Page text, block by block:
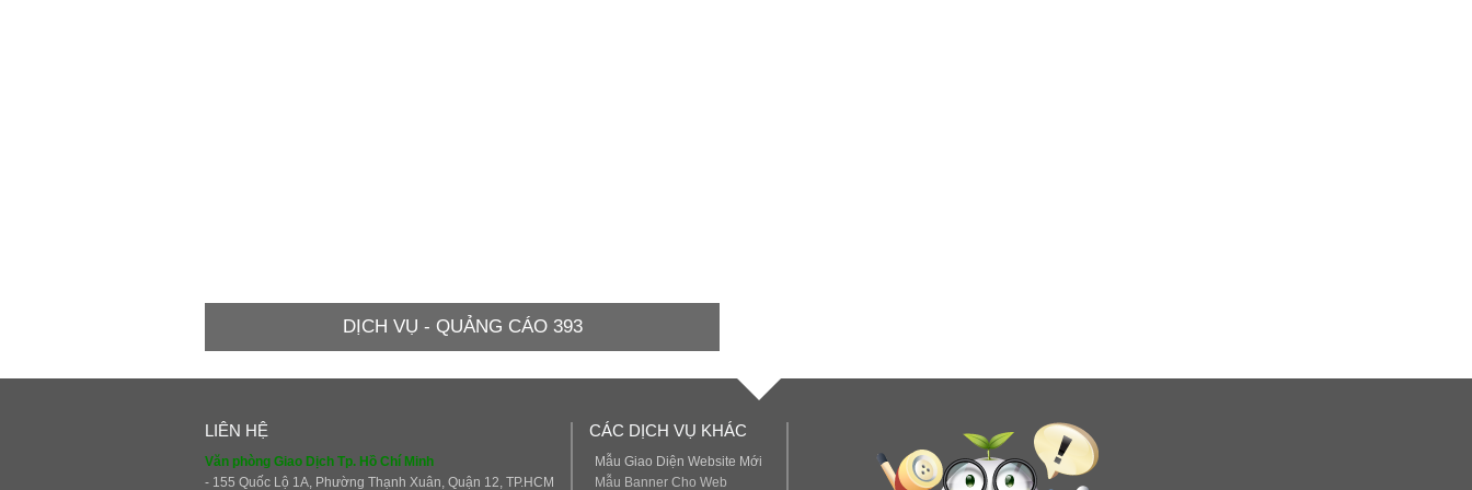
DỊCH VỤ - QUẢNG CÁO 393
LIÊN HỆ
Văn phòng Giao Dịch Tp. Hồ Chí Minh
- 155 Quốc Lộ 1A, Phường Thạnh Xuân, Quận 12, TP.HCM
CÁC DỊCH VỤ KHÁC
Mẫu Giao Diện Website Mới
Mẫu Banner Cho Web